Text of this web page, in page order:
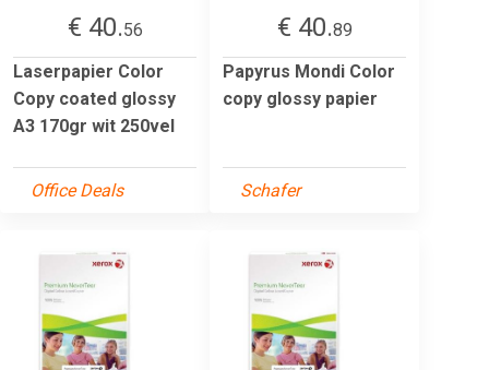
€ 40.56
Laserpapier Color
Copy coated glossy
A3 170gr wit 250vel
Office Deals
€ 40.89
Papyrus Mondi Color
copy glossy papier
Schafer